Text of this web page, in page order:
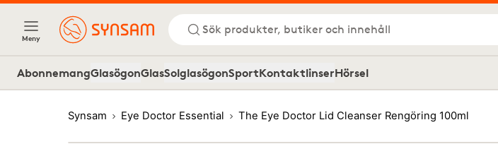
Meny
Sök produkter, butiker och innehåll
AbonnemangGlasögonGlasSolglasögonSportKontaktlinserHörsel
Synsam Eye Doctor Essential The Eye Doctor Lid Cleanser Rengöring 100ml